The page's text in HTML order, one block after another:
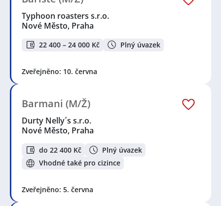
Typhoon roasters s.r.o.
Nové Město, Praha
22 400 – 24 000 Kč Plný úvazek
Zveřejněno: 10. června
Barmani (M/Ž)
Durty Nelly´s s.r.o.
Nové Město, Praha
do 22 400 Kč
Plný úvazek
Vhodné také pro cizince
Zveřejněno: 5. června